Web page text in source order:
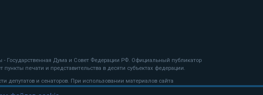
- Государственная Дума и Совет Федерации РФ. Официальный публикатор
печати и представительства в десяти субъектах федерации.
депутатов и сенаторов. При использовании материалов сайта